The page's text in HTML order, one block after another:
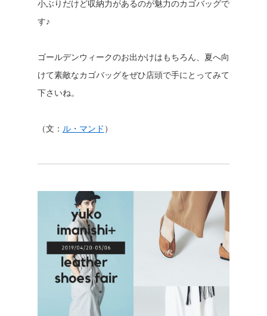
小ぶりだけど収納力があるのが魅力のカゴバッグで
す♪
ゴールデンウィークのお出かけはもちろん、夏へ向
けて素敵なカゴバッグをぜひ店頭で手にとってみて
下さいね。
（文： ル・マンド ）